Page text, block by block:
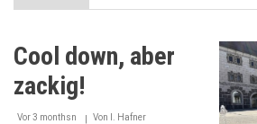
Jeder
Beitrag
Verbesserung
Stadtklimas
Cool down, aber
zackig!
Vor 3 monthsn Von I. Hafner